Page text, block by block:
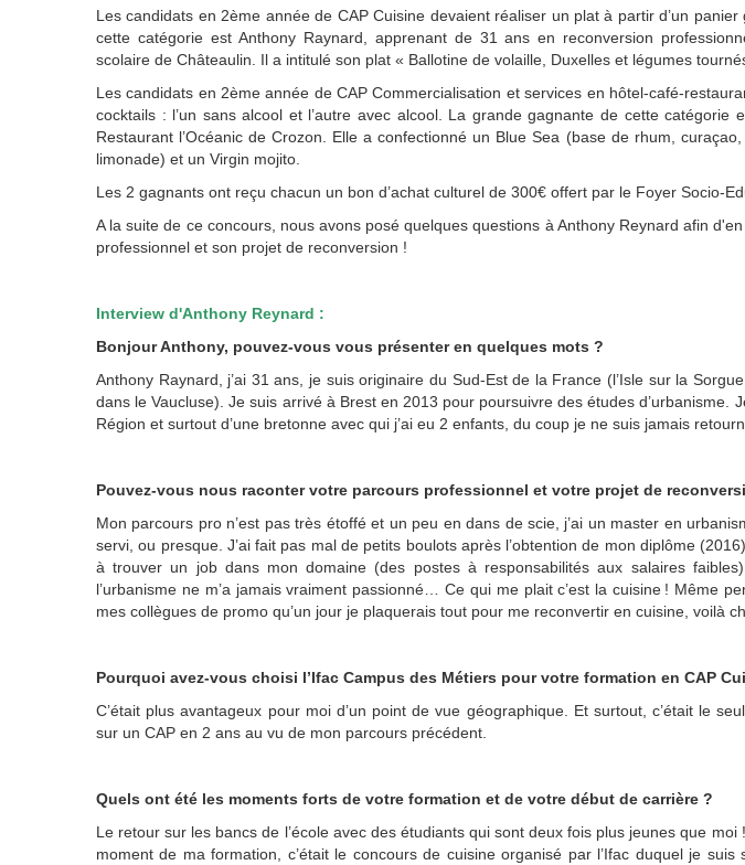
Les candidats en 2ème année de CAP Cuisine devaient réaliser un plat à partir d’un
cette catégorie est Anthony Raynard, apprenant de 31 ans en reconversion
scolaire de Châteaulin. Il a intitulé son plat « Ballotine de volaille, Duxelles et légumes
Les candidats en 2èmeannée deCAP Commercialisation et services en hôtel-café-
cocktails : l’un sans alcool et l’autre avec alcool. La grande gagnante de cette catégorie
Restaurant l’Océanic de Crozon. Elle a confectionné un Blue Sea (base de rhum,
limonade) et un Virgin mojito.
Les 2 gagnants ont reçu chacun un bon d’achat culturel de 300€ offert par le Foyer Socio-
A la suite de ce concours, nous avons posé quelques questions à Anthony Reynard afin
professionnel et son projet de reconversion !
Interview d'Anthony Reynard :
Bonjour Anthony, pouvez-vous vous présenter en quelques mots ?
Anthony Raynard, j’ai 31 ans, je suis originaire du Sud-Est de la France (l’Isle sur la
dans le Vaucluse). Je suis arrivé à Brest en 2013 pour poursuivre des études d’urbanisme.
Région et surtout d’une bretonne avec qui j’ai eu 2 enfants , du coup je ne suis jamais
Pouvez-vous nous raconter votre parcours professionnel et votre projet de
Mon parcours pro n’est pas très étoffé et un peu en dans de scie, j’ai un master en u
servi, ou presque. J’ai fait pas mal de petits boulots après l’obtention de mon diplôme
à trouver un job dans mon domaine (des postes à responsabilités aux salaires
l’urbanisme ne m’a jamais vraiment passionné… Ce qui me plait c’est la cuisine ! Même
mes collègues de promo qu’un jour je plaquerais tout pour me reconvertir en cuisine, voilà
Pourquoi avez-vous choisi l’Ifac Campus des Métiers pour votre formation en CAP
C’était plus avantageux pour moi d’un point de vue géographique. Et surtout, c’était le
sur un CAP en 2 ans au vu de mon parcours précédent.
Quels ont été les moments forts de votre formation et de votre début de carrière ?
Le retour sur les bancs de l’école avec des étudiants qui sont deux fois plus jeunes que moi
moment de ma formation, c’était le concours de cuisine organisé par l’Ifac duquel je
18/05/2017
Venez aux mercredis de l'apprentissage
Les Mercredis de l’apprentissage s'ouvrent à toute
personne cherchant de l'information sur l'alternance
Sup’Ifac affiche de